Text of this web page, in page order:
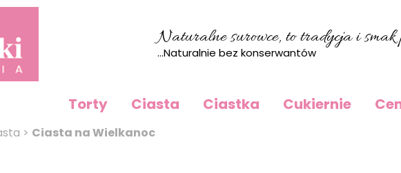
Naturalne surowce, to tradycja i smak
...Naturalnie bez konserwantów
Torty Ciasta Ciastka Cukiernie
> Ciasta na Wielkanoc